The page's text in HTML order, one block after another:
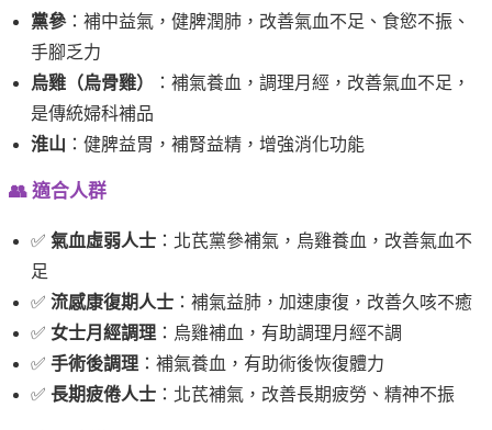
黨參：補中益氣，健脾潤肺，改善氣血不足、食慾不振、
手腳乏力
烏雞（烏骨雞）
：補氣養血，調理月經，改善氣血不足，
是傳統婦科補品
淮山 ：健脾益胃，補腎益精，增強消化功能
👥 適合人群
✅ 氣血虛弱人士 ：北芪黨參補氣，烏雞養血，改善氣血不
足
✅ 流感康復期人士 ：補氣益肺，加速康復，改善久咳不癒
✅ 女士月經調理 ：烏雞補血，有助調理月經不調
✅ 手術後調理 ：補氣養血，有助術後恢復體力
✅ 長期疲倦人士 ：北芪補氣，改善長期疲勞、精神不振